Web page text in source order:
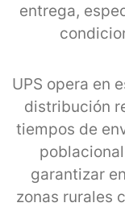
entrega,
UPS opera en
distribución
tiempos de
garantizar
zonas rurales